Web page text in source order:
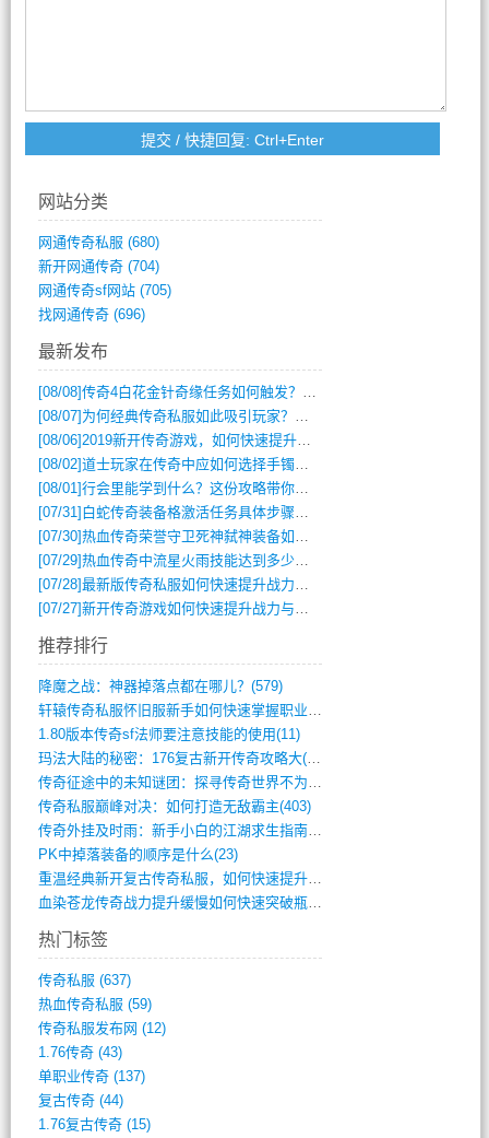
网站分类
网通传奇私服 (680)
新开网通传奇(704)
网通传奇sf网站(705)
找网通传奇(696)
最新发布
[08/08]传奇4白花金针奇缘任务如何触发？完整攻略解析
[08/07] 为何经典传奇私服如此吸引玩家？深度攻略解析
[08/06]2019新开传奇游戏，如何快速提升角色等级？
[08/02]道士玩家在传奇中应如何选择手镯装备？
[08/01]行会里能学到什么？这份攻略带你全掌握
[07/31] 白蛇传奇装备格激活任务具体步骤是什么？如何完成？
[07/30]热血传奇荣誉守卫死神弑神装备如何获取与佩戴攻略？
[07/29]热血传奇中流星火雨技能达到多少级可以开始练装备？
[07/28]最新版传奇私服如何快速提升战力与获取稀有装备？
[07/27]新开传奇游戏如何快速提升战力与获取稀有装备？
推荐排行
降魔之战：神器掉落点都在哪儿？(579)
轩辕传奇私服怀旧服新手如何快速掌握职业选(993)
1.80版本传奇sf法师要注意技能的使用(11)
玛法大陆的秘密：176复古新开传奇攻略大(486)
传奇征途中的未知谜团：探寻传奇世界不为人(595)
传奇私服巅峰对决：如何打造无敌霸主(403)
传奇外挂及时雨：新手小白的江湖求生指南(802)
PK中掉落装备的顺序是什么(23)
重温经典新开复古传奇私服，如何快速提升等(392)
血染苍龙传奇战力提升缓慢如何快速突破瓶颈(654)
热门标签
传奇私服 (637)
热血传奇私服 (59)
传奇私服发布网 (12)
1.76传奇(43)
单职业传奇(137)
复古传奇(44)
1.76复古传奇(15)